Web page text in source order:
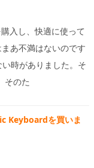
入し、快適に使って
あ不満はないのです
時がありました。そ
そのた
Keyboardを買いま